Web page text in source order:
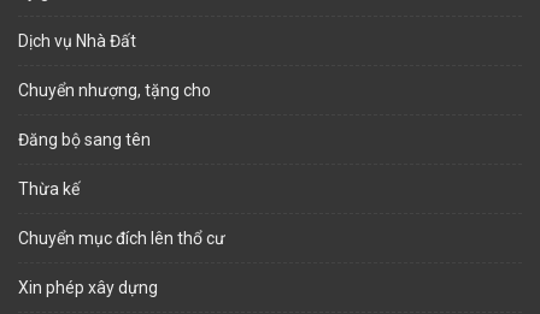
Dịch vụ Nhà Đất
Chuyển nhượng, tặng cho
Đăng bộ sang tên
Thừa kế
Chuyển mục đích lên thổ cư
Xin phép xây dựng